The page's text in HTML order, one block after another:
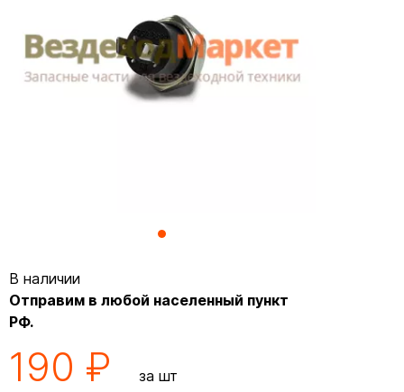
В наличии
Отправим в любой населенный пункт
РФ.
190 ₽ за шт